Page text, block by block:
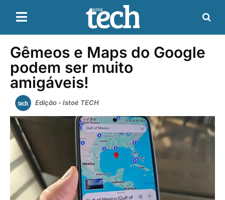
Gêmeos e Maps do Google
podem ser muito
amigáveis!
Edição - Istoé TECH